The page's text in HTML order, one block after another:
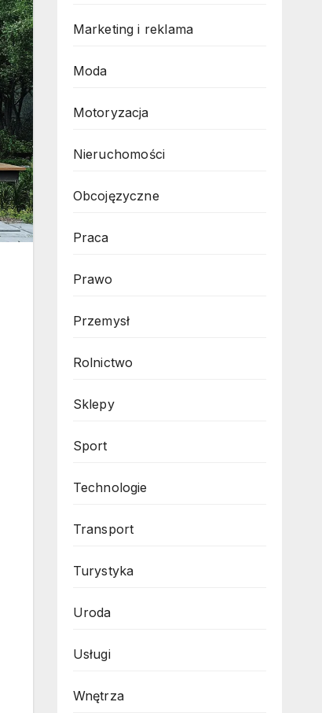
Marketing i reklama
Moda
Motoryzacja
Nieruchomości
Obcojęzyczne
Praca
Prawo
Przemysł
Rolnictwo
Sklepy
Sport
Technologie
Transport
Turystyka
Uroda
Usługi
Wnętrza